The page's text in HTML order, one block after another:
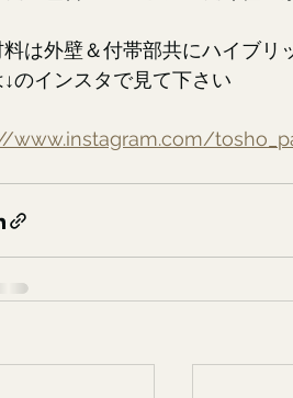
は外壁＆付帯部共にハイブリ
のインスタで見て下さい
www.instagram.com/